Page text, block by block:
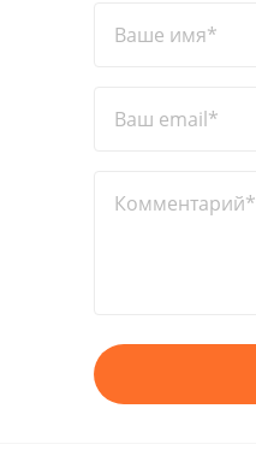
Ваше имя*
Ваш email*
Комментарий*